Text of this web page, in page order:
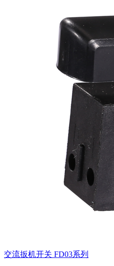
交流扳机开关 FD03系列